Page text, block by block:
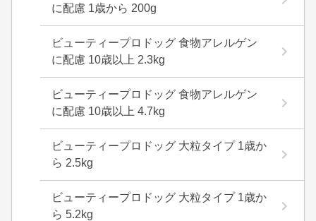
に配慮 1歳から 200g
ビューティープロドッグ 食物アレルゲン
に配慮 10歳以上 2.3kg
ビューティープロドッグ 食物アレルゲン
に配慮 10歳以上 4.7kg
ビューティープロドッグ 大粒タイプ 1歳か
ら 2.5kg
ビューティープロドッグ 大粒タイプ 1歳か
ら 5.2kg